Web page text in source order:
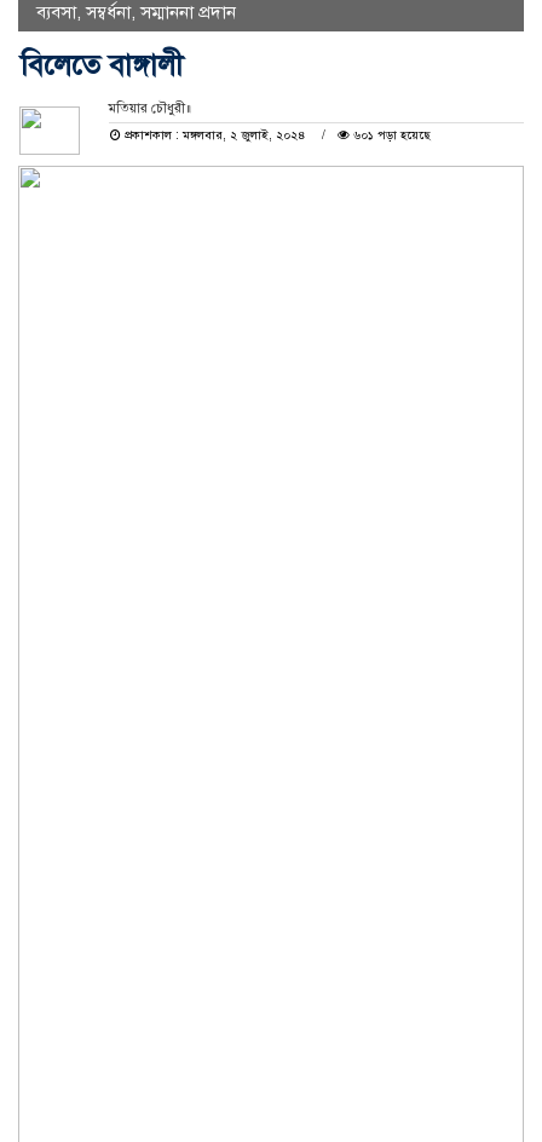
ব্যবসা,সম্বর্ধনা,সম্মাননা প্রদান
বিলেতে বাঙ্গালী
মতিয়ার চৌধুরী॥
প্রকাশকাল : মঙ্গলবার, ২ জুলাই, ২০২৪
৬০১ পড়া হয়েছে